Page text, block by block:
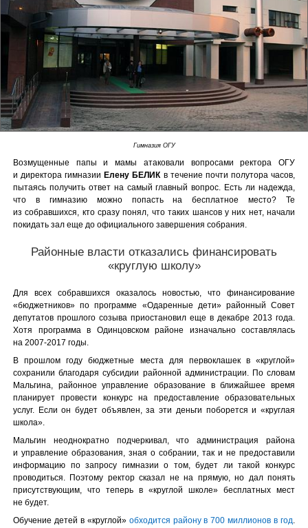
Гимназия ОГУ
Возмущенные папы и мамы атаковали вопросами ректора ОГУ
и директора гимназииЕлену БЕЛИК в течение почти полутора часов,
пытаясь получить ответ на самый главный вопрос. Есть ли надежда,
что в гимназию можно попасть на бесплатное место? Те
из собравшихся, кто сразу понял, что таких шансов у них нет, начали
покидать зал еще до официального завершения собрания.
Районные власти отказались финансировать
«круглую школу»
Для всех собравшихся оказалось новостью, что финансирование
«бюджетников» по программе «Одаренные дети» районный Совет
депутатов прошлого созыва приостановил еще в декабре 2013 года.
Хотя программа в Одинцовском районе изначально составлялась
на 2007-2017 годы.
В прошлом году бюджетные места для первоклашек в «круглой»
сохранили благодаря субсидии районной администрации. По словам
Мальгина, районное управление образование в ближайшее время
планирует провести конкурс на предоставление образовательных
услуг. Если он будет объявлен, за эти деньги поборется и «круглая
школа».
Мальгин неоднократно подчеркивал, что администрация района
и управление образования, зная о собрании, так и не предоставили
информацию по запросу гимназии о том, будет ли такой конкурс
проводиться. Поэтому ректор сказал не на прямую, но дал понять
присутствующим, что теперь в «круглой школе» бесплатных мест
не будет.
Обучение детей в «круглой» обходится району в 700 миллионов в год.